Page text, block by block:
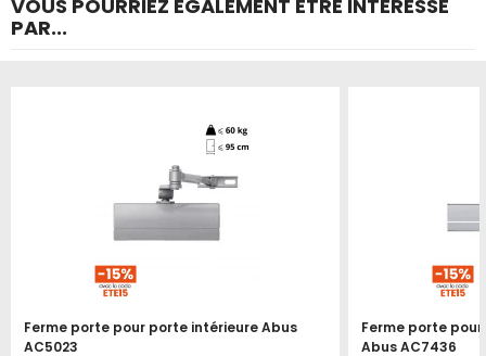
VOUS POURRIEZ ÉGALEMENT ÊTRE INTÉRESSÉ
PAR...
Ferme porte pour porte intérieure Abus
AC5023
Ferme porte
Abus AC7436